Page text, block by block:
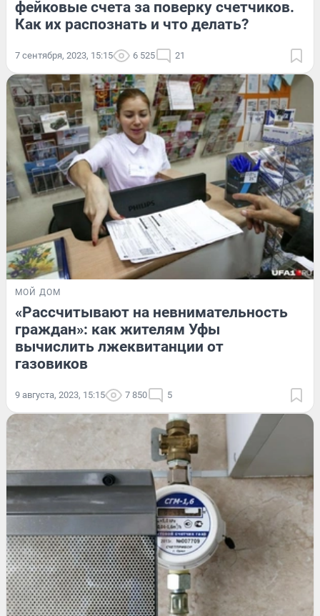
фейковые счета за поверку счетчиков.
Как их распознать и что делать?
7 сентября, 2023, 15:15 6 525 21
МОЙ ДОМ
«Рассчитывают на невнимательность
граждан»: как жителям Уфы
вычислить лжеквитанции от
газовиков
9 августа, 2023, 15:15 7 850 5